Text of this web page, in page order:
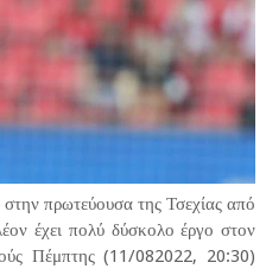
πρωτεύουσα της Τσεχίας από
έχει πολύ δύσκολο έργο στον
Πέμπτης (11/082022, 20:30)